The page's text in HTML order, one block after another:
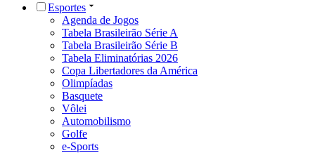
Esportes
Agenda de Jogos
Tabela Brasileirão Série A
Tabela Brasileirão Série B
Tabela Eliminatórias 2026
Copa Libertadores da América
Olimpíadas
Basquete
Vôlei
Automobilismo
Golfe
e-Sports